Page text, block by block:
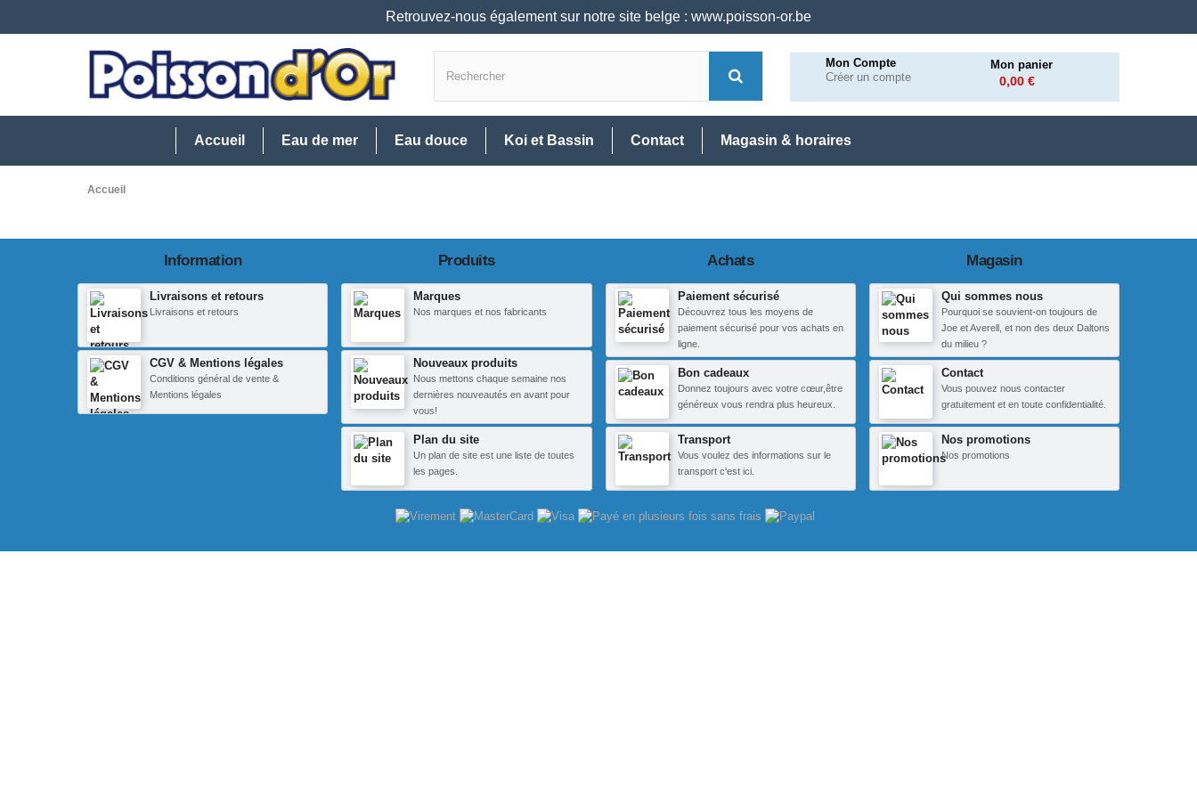
Retrouvez-nous également sur notre site belge : www.poisson-or.be
Mon Compte
Créer un compte
Mon panier
0,00 €
Accueil Eau de mer Eau douce Koi et Bassin Contact Magasin & horaires
Accueil
Information
Livraisons et retours
Livraisons et retours
CGV & Mentions légales
Conditions général de vente &
Mentions légales
Produits
Marques
Nos marques et nos fabricants
Nouveaux produits
Nous mettons chaque semaine nos
dernières nouveautés en avant pour
vous!
Plan du site
Un plan de site est une liste de toutes
les pages.
Achats
Paiement sécurisé
Découvrez tous les moyens de
paiement sécurisé pour vos achats en
ligne.
Bon cadeaux
Donnez toujours avec votre cœur,être
généreux vous rendra plus heureux.
Transport
Vous voulez des informations sur le
transport c'est ici.
Magasin
Qui sommes nous
Pourquoi se souvient-on toujours de
Joe et Averell, et non des deux Daltons
du milieu ?
Contact
Vous pouvez nous contacter
gratuitement et en toute confidentialité.
Nos promotions
Nos promotions